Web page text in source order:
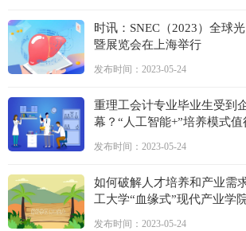
时讯：SNEC（2023）全球
暨展览会在上海举行
发布时间：2023-05-24
重理工会计专业毕业生受到
幕？“人工智能+”培养模式
发布时间：2023-05-24
如何破解人才培养和产业需
工大学“血缘式”现代产业学
发布时间：2023-05-24